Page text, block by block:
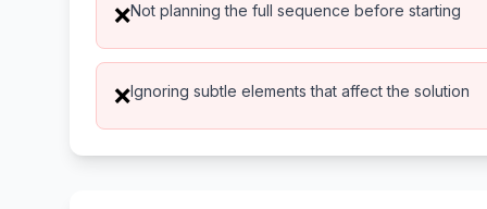
❌Not planning the full sequence before starting
❌Ignoring subtle elements that affect the solution